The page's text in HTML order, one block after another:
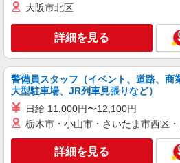
件：1,000円〜1,429
※上記金額に消費税
します ※交通費・電
援内容により細則あ
SOMPOヘルスサポート株式会社 全支
保健師・管理栄養
報酬：出来高制 報酬額（消費税抜き）： ・事
業所一括面談(対面)
個別訪問(対面) 1件
談 1件：1,500〜
1,000円〜1,429円 ・
※上記金額に消費税
【活動エリア】埼
キープ
大阪市北区
詳細を見る
警備員スタッフ（イベント、道路、商
大型駐車場、JR列車見張りなど）
日給 11,000円〜12,100円
栃木市・小山市・さいたま市西区
詳細を見る